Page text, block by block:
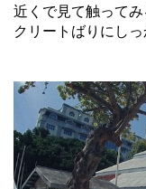
近くで見て触って
クリートばりにし